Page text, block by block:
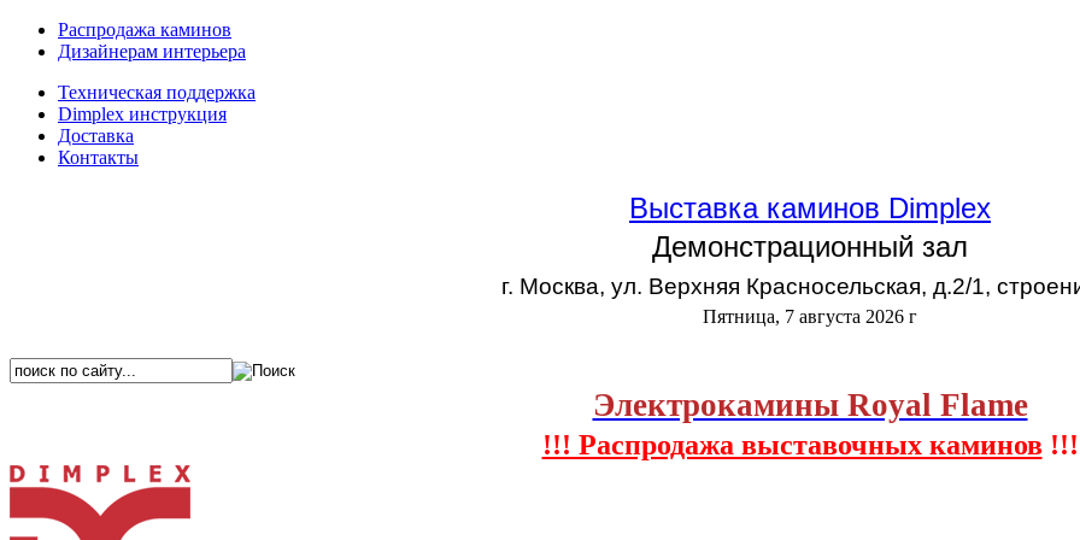
Распродажа каминов
Дизайнерам интерьера
Техническая поддержка
Dimplex инструкция
Доставка
Контакты
Выставка каминов Dimplex
Демонстрационный зал
г. Москва, ул. Верхняя Красносельская, д.2/1,
Пятница, 7 августа 2026 г
Электрокамины Royal Flame
!!! Распродажа выставочных каминов!!!